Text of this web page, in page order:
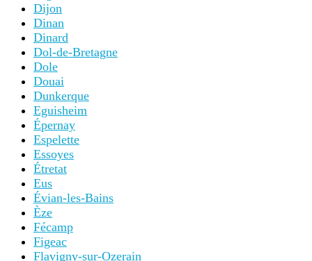
Dijon
Dinan
Dinard
Dol-de-Bretagne
Dole
Douai
Dunkerque
Eguisheim
Épernay
Espelette
Essoyes
Étretat
Eus
Évian-les-Bains
Èze
Fécamp
Figeac
Flavigny-sur-Ozerain